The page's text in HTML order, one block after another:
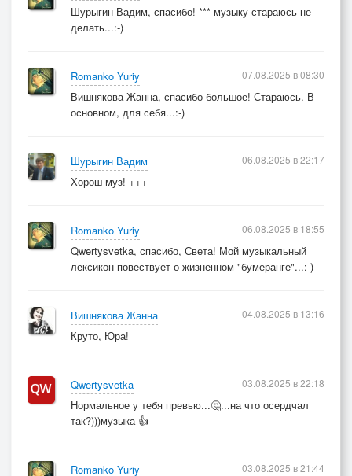
Шурыгин Вадим, спасибо! *** музыку стараюсь не
делать...:-)
Romanko Yuriy
Вишнякова Жанна, спасибо большое! Стараюсь. В
основном, для себя...:-)
07.08.2025 в 08:30
Шурыгин Вадим
Хорош муз! +++
06.08.2025 в 22:17
Romanko Yuriy
Qwertysvetka, спасибо, Света! Мой музыкальный
лексикон повествует о жизненном "бумеранге"...:-)
06.08.2025 в 18:55
Вишнякова Жанна
Круто, Юра!
04.08.2025 в 13:16
Qwertysvetka
Нормальное у тебя превью...🤔...на что осердчал
так?)))музыка 👍
03.08.2025 в 22:18
Romanko Yuriy 03.08.2025 в 21:44